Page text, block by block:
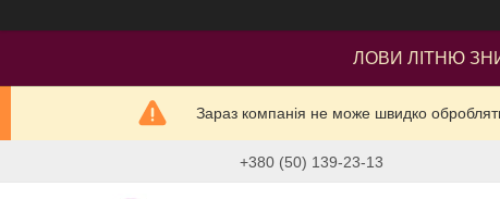
ЛОВИ ЛІТНЮ
Зараз компанія не може швидко
+380 (50) 139-23-13